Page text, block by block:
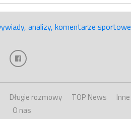
Długie rozmowy TOP News
Inne
O nas